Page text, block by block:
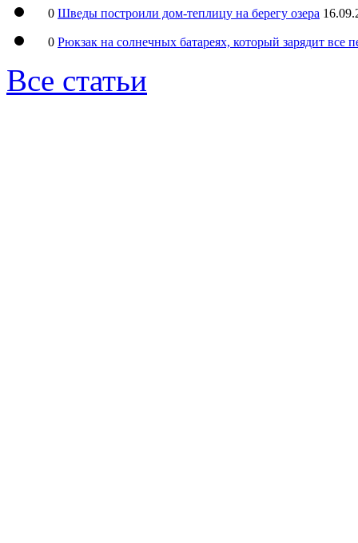
0 Шведы построили дом-теплицу на берегу озера
0 Рюкзак на солнечных батареях, который зарядит все
Все статьи